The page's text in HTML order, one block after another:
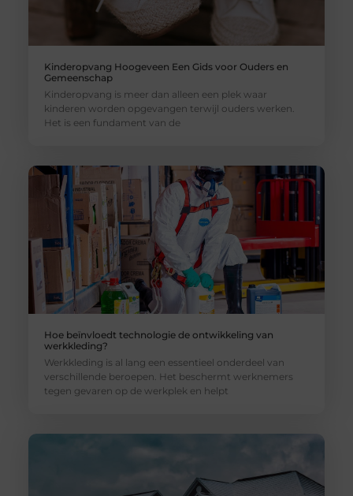
Kinderopvang Hoogeveen Een Gids voor Ouders en
Gemeenschap
Kinderopvang is meer dan alleen een plek waar
kinderen worden opgevangen terwijl ouders werken.
Het is een fundament van de
Hoe beïnvloedt technologie de ontwikkeling van
werkkleding?
Werkkleding is al lang een essentieel onderdeel van
verschillende beroepen. Het beschermt werknemers
tegen gevaren op de werkplek en helpt